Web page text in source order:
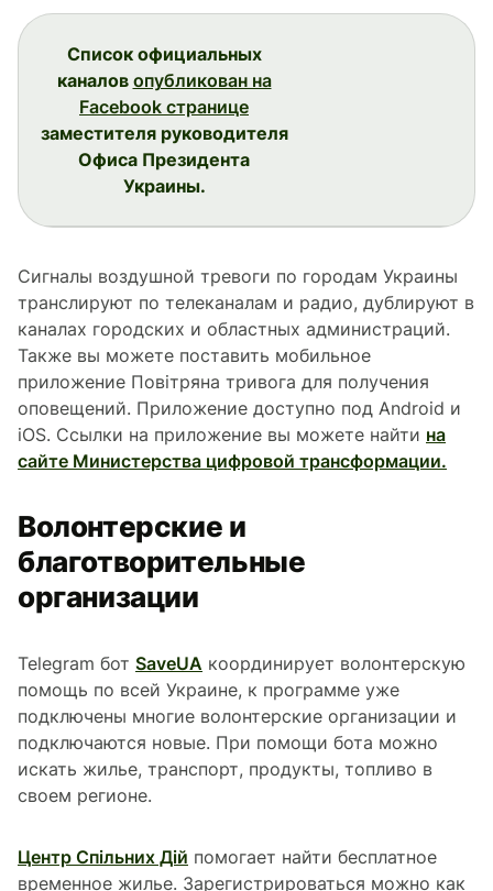
Список официальных
каналов опубликован на
Facebook странице
заместителя руководителя
Офиса Президента
Украины.
Сигналы воздушной тревоги по городам Украины
транслируют по телеканалам и радио, дублируют в
каналах городских и областных администраций.
Также вы можете поставить мобильное
приложение Повітряна тривога для получения
оповещений. Приложение доступно под Android и
iOS. Ссылки на приложение вы можете найти на
сайте Министерства цифровой трансформации.
Волонтерские и
благотворительные
организации
Telegram бот SaveUA координирует волонтерскую
помощь по всей Украине, к программе уже
подключены многие волонтерские организации и
подключаются новые. При помощи бота можно
искать жилье, транспорт, продукты, топливо в
своем регионе.
Центр Спільних Дій помогает найти бесплатное
временное жилье. Зарегистрироваться можно как